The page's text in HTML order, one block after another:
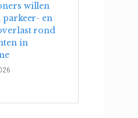
willen
parkeer- en
rond
in